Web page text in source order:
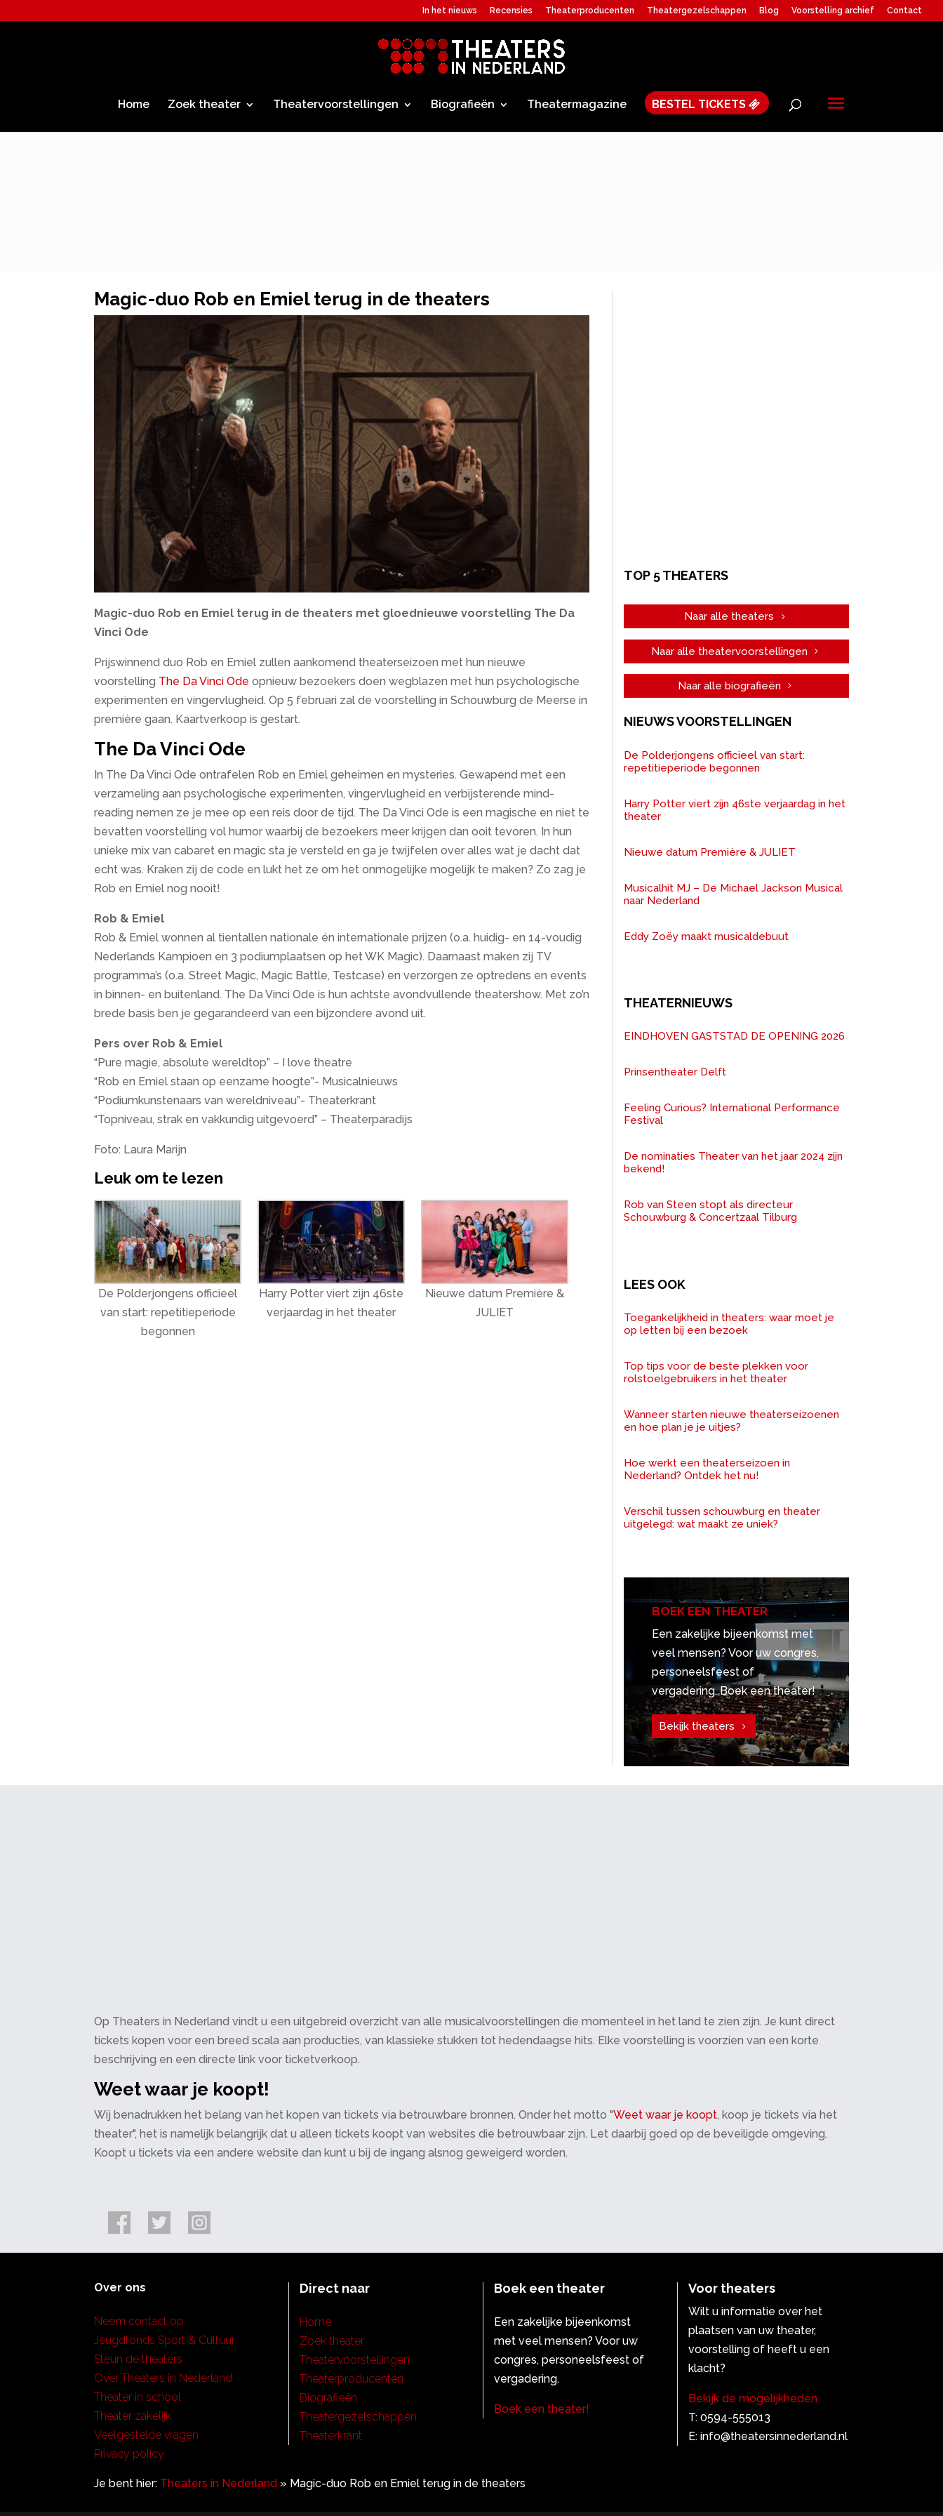
In het nieuws Recensies Theaterproducenten Theatergezelschappen Blog Voorstelling archief Contact
Home Zoek theater Theatervoorstellingen Biografieën Theatermagazine BESTEL TICKETS
Magic-duo Rob en Emiel terug in de theaters
Magic-duo Rob en Emiel terug in de theaters met gloednieuwe voorstelling The Da
Vinci Ode
Prijswinnend duo Rob en Emiel zullen aankomend theaterseizoen met hun nieuwe
voorstelling The Da Vinci Ode opnieuw bezoekers doen wegblazen met hun psychologische
experimenten en vingervlugheid. Op 5 februari zal de voorstelling in Schouwburg de Meerse in
première gaan. Kaartverkoop is gestart.
The Da Vinci Ode
In The Da Vinci Ode ontrafelen Rob en Emiel geheimen en mysteries. Gewapend met een
verzameling aan psychologische experimenten, vingervlugheid en verbijsterende mind-
reading nemen ze je mee op een reis door de tijd. The Da Vinci Ode is een magische en niet te
bevatten voorstelling vol humor waarbij de bezoekers meer krijgen dan ooit tevoren. In hun
unieke mix van cabaret en magic sta je versteld en ga je twijfelen over alles wat je dacht dat
echt was. Kraken zij de code en lukt het ze om het onmogelijke mogelijk te maken? Zo zag je
Rob en Emiel nog nooit!
Rob & Emiel
Rob & Emiel wonnen al tientallen nationale én internationale prijzen (o.a. huidig- en 14-voudig
Nederlands Kampioen en 3 podiumplaatsen op het WK Magic). Daarnaast maken zij TV
programma’s (o.a. Street Magic, Magic Battle, Testcase) en verzorgen ze optredens en events
in binnen- en buitenland. The Da Vinci Ode is hun achtste avondvullende theatershow. Met zo’n
brede basis ben je gegarandeerd van een bijzondere avond uit.
Pers over Rob & Emiel
“Pure magie, absolute wereldtop” – I love theatre
“Rob en Emiel staan op eenzame hoogte”- Musicalnieuws
“Podiumkunstenaars van wereldniveau”- Theaterkrant
“Topniveau, strak en vakkundig uitgevoerd” – Theaterparadijs
Foto: Laura Marijn
Leuk om te lezen
De Polderjongens officieel
van start: repetitieperiode
begonnen
Harry Potter viert zijn 46ste
verjaardag in het theater
Nieuwe datum Première &
JULIET
TOP 5 THEATERS
Naar alle theaters
Naar alle theatervoorstellingen
Naar alle biografieën
NIEUWS VOORSTELLINGEN
De Polderjongens officieel van start:
repetitieperiode begonnen
Harry Potter viert zijn 46ste verjaardag in het
theater
Nieuwe datum Première & JULIET
Musicalhit MJ – De Michael Jackson Musical
naar Nederland
Eddy Zoëy maakt musicaldebuut
THEATERNIEUWS
EINDHOVEN GASTSTAD DE OPENING 2026
Prinsentheater Delft
Feeling Curious? International Performance
Festival
De nominaties Theater van het jaar 2024 zijn
bekend!
Rob van Steen stopt als directeur
Schouwburg & Concertzaal Tilburg
LEES OOK
Toegankelijkheid in theaters: waar moet je
op letten bij een bezoek
Top tips voor de beste plekken voor
rolstoelgebruikers in het theater
Wanneer starten nieuwe theaterseizoenen
en hoe plan je je uitjes?
Hoe werkt een theaterseizoen in
Nederland? Ontdek het nu!
Verschil tussen schouwburg en theater
uitgelegd: wat maakt ze uniek?
BOEK EEN THEATER
Een zakelijke bijeenkomst met
veel mensen? Voor uw congres,
personeelsfeest of
vergadering. Boek een theater!
Bekijk theaters
Op Theaters in Nederland vindt u een uitgebreid overzicht van alle musicalvoorstellingen die momenteel in het land te zien zijn. Je kunt direct
tickets kopen voor een breed scala aan producties, van klassieke stukken tot hedendaagse hits. Elke voorstelling is voorzien van een korte
beschrijving en een directe link voor ticketverkoop.
Weet waar je koopt!
Wij benadrukken het belang van het kopen van tickets via betrouwbare bronnen. Onder het motto "Weet waar je koopt, koop je tickets via het
theater", het is namelijk belangrijk dat u alleen tickets koopt van websites die betrouwbaar zijn. Let daarbij goed op de beveiligde omgeving.
Koopt u tickets via een andere website dan kunt u bij de ingang alsnog geweigerd worden.
Over ons
Neem contact op
Jeugdfonds Sport & Cultuur
Steun de theaters
Over Theaters in Nederland
Theater in school
Theater zakelijk
Veelgestelde vragen
Privacy policy
Direct naar
Home
Zoek theater
Theatervoorstellingen
Theaterproducenten
Biografieën
Theatergezelschappen
Theaterkrant
Boek een theater
Een zakelijke bijeenkomst
met veel mensen? Voor uw
congres, personeelsfeest of
vergadering.
Boek een theater!
Voor theaters
Wilt u informatie over het
plaatsen van uw theater,
voorstelling of heeft u een
klacht?
Bekijk de mogelijkheden
T: 0594-555013
E: info@theatersinnederland.nl
Je bent hier: Theaters in Nederland » Magic-duo Rob en Emiel terug in de theaters